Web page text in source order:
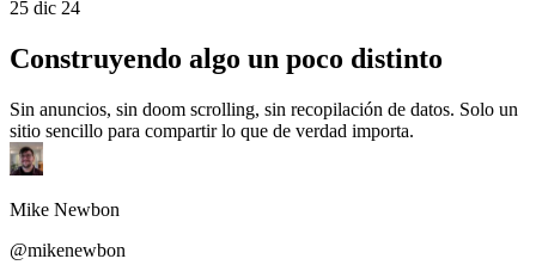
25 dic 24
Construyendo algo un poco distinto
Sin anuncios, sin doom scrolling, sin recopilación de datos. Solo un
sitio sencillo para compartir lo que de verdad importa.
Mike Newbon
@mikenewbon